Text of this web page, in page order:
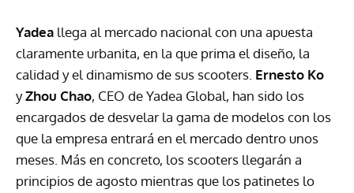
Yadea llega al mercado nacional con una apuesta
claramente urbanita, en la que prima el diseño, la
calidad y el dinamismo de sus scooters. Ernesto Ko
yZhou Chao, CEO de Yadea Global, han sido los
encargados de desvelar la gama de modelos con los
que la empresa entrará en el mercado dentro unos
meses. Más en concreto, los scooters llegarán a
principios de agosto mientras que los patinetes lo